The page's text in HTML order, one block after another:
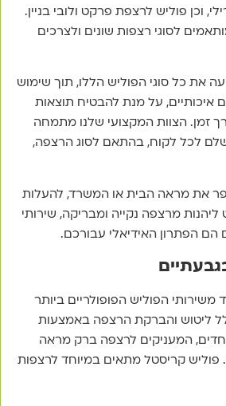
וכן פוליש לרצפת פרקט ולובי בניין.
לסוגי רצפות שונים ולצרכים
את כל סוגי הפוליש הללו, תוך שימוש
איכותיים, על מנת להבטיח תוצאות
זמן. הצוות המקצועי שלנו מתמחה
לכל לקוח, בהתאם לסוג הרצפה,
את מראה הבית או המשרד, להעלות
מרצפה נקייה ומבריקה, שירותי
הם הפתרון האידיאלי עבורכם.
הפוליש הפופולריים ביותר
ליטוש והברקת הרצפה באמצעות
המעניקים לרצפה ברק מראה
פוליש קריסטל מתאים במיוחד לרצפות